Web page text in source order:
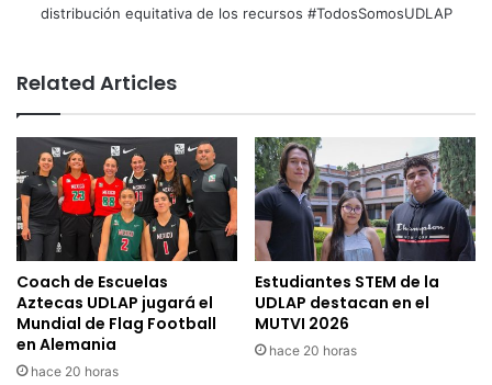
distribución equitativa de los recursos #TodosSomosUDLAP
Related Articles
Coach de Escuelas
Aztecas UDLAP jugará el
Mundial de Flag Football
en Alemania
hace 20 horas
Estudiantes STEM de la
UDLAP destacan en el
MUTVI 2026
hace 20 horas